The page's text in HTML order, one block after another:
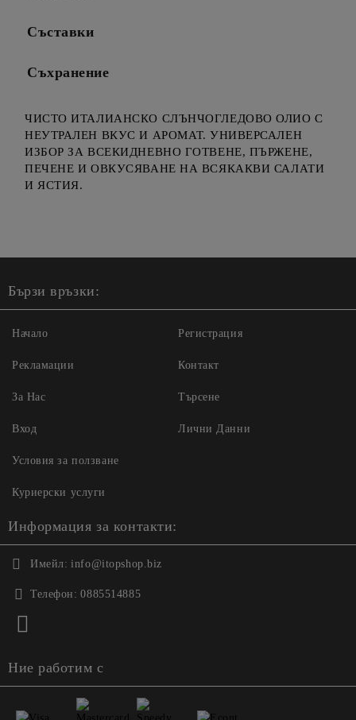
Съставки
Съхранение
ЧИСТО ИТАЛИАНСКО СЛЪНЧОГЛЕДОВО ОЛИО С
НЕУТРАЛЕН ВКУС И АРОМАТ. УНИВЕРСАЛЕН
ИЗБОР ЗА ВСЕКИДНЕВНО ГОТВЕНЕ, ПЪРЖЕНЕ,
ПЕЧЕНЕ И ОВКУСЯВАНЕ НА ВСЯКАКВИ САЛАТИ
И ЯСТИЯ.
Бързи връзки:
Начало
Рекламации
За Нас
Вход
Регистрация
Контакт
Търсене
Лични Данни
Условия за ползване
Куриерски услуги
Информация за контакти:
Имейл: info@itopshop.biz
Телефон: 0885514885
Ние работим с